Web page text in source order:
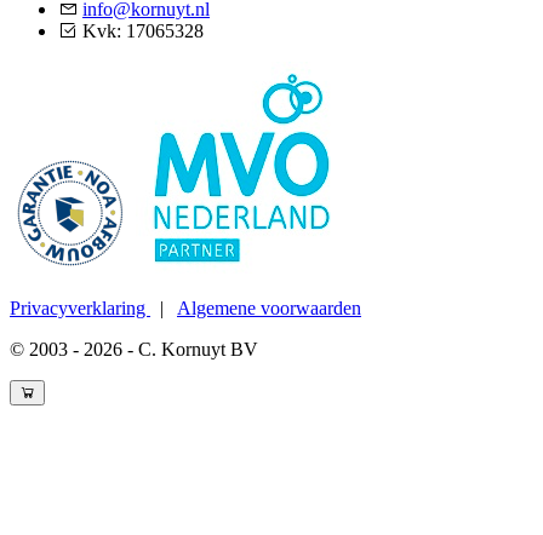
info@kornuyt.nl
Kvk: 17065328
Privacyverklaring | Algemene voorwaarden
© 2003 - 2026 - C. Kornuyt BV